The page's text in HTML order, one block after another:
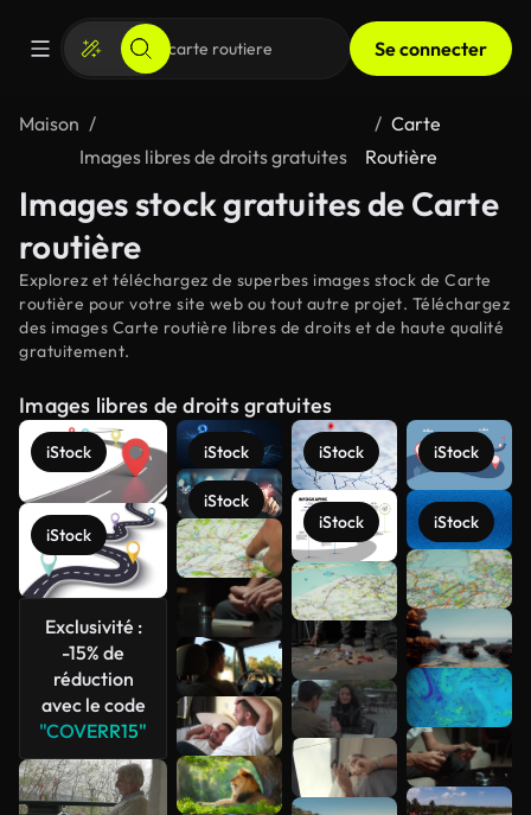
Se connecter
Maison
Images libres de droits gratuites
Carte
Routière
Images stock gratuites de Carte
routière
Explorez et téléchargez de superbes images stock de Carte
routière pour votre site web ou tout autre projet. Téléchargez
des images Carte routière libres de droits et de haute qualité
gratuitement.
Images libres de droits gratuites
iStock
iStock
Exclusivité :
-15% de
réduction
avec le code
"COVERR15"
iStock
iStock
iStock
iStock
iStock
iStock
Voir plus